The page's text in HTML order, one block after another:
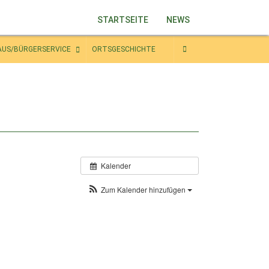
STARTSEITE NEWS
BÜRGERSERVICE ORTSGESCHICHTE
Kalender
Zum Kalender hinzufügen